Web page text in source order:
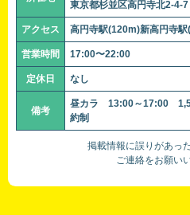
東京都杉並区高円寺北2-4-7
アクセス 高円寺駅(120m)新高円寺
営業時間 17:00〜22:00
定休日 なし
備考
昼カラ 13:00～17:00
約制
掲載情報に誤りがあっ
ご連絡をお願い